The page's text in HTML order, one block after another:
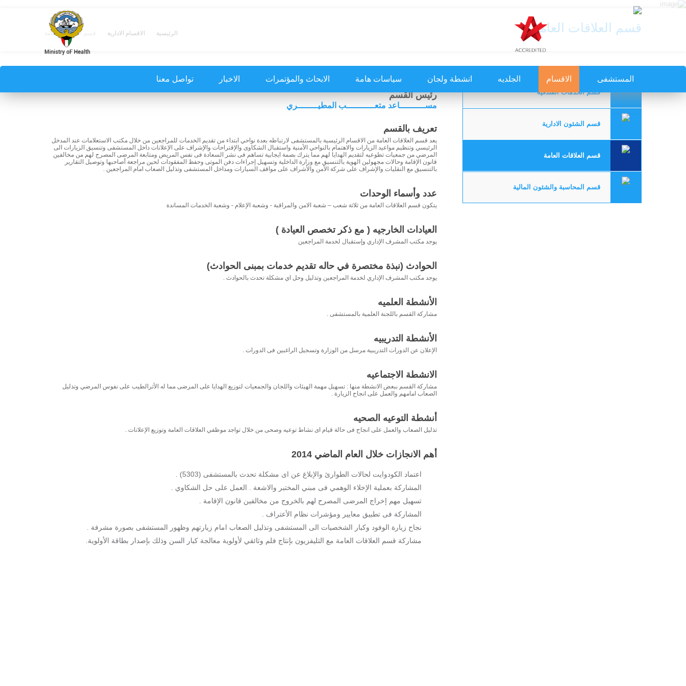
المستشفى الاقسام الجلديه انشطة ولجان سياسات هامة الابحاث والمؤتمرات الاخبار تواصل معنا
قسم العلاقات العامة الرئيسية الاقسام الادارية قسم العلاقات العامة
قسم الخدمات الفندقية
قسم الشئون الادارية
قسم العلاقات العامة
قسم المحاسبة والشئون المالية
رئيس القسم
مســــــــــاعد متعـــــــــــب المطيــــــــري
تعريف بالقسم
يعد قسم العلاقات العامة من الاقسام الرئيسية بالمستشفى لارتباطه بعدة نواحي ابتداء من تقديم الخدمات للمراجعين من خلال مكتب الاستعلامات عند المدخل
الرئيسي وتنظيم مواعيد الزيارات والاهتمام بالنواحي الأمنية واستقبال الشكاوى والإقتراحات والإشراف على الإعلانات داخل المستشفى وتنسيق الزيارات الى
المرضي من جمعيات تطوعيه لتقديم الهدايا لهم مما يترك بصمة ايجابية تساهم فى نشر السعادة فى نفس المريض ومتابعة المرضى المصرح لهم من مخالفين
قانون الإقامة وحالات مجهولين الهوية بالتنسيق مع وزارة الداخلية وتسهيل إجراءات دفن الموتى وحفظ المفقودات لحين مراجعة أصاحبها وتوصيل التقارير
بالتنسيق مع النقليات والإشراف على شركة الأمن والأشراف على مواقف السيارات ومداخل المستشفى وتذليل الصعاب امام المراجعين .
عدد وأسماء الوحدات
يتكون قسم العلاقات العامة من ثلاثة شعب – شعبة الامن والمراقبة - وشعبة الإعلام - وشعبة الخدمات المساندة
العيادات الخارجيه ( مع ذكر تخصص العيادة )
يوجد مكتب المشرف الإداري وإستقبال لخدمة المراجعين
الحوادث (نبذة مختصرة في حاله تقديم خدمات بمبنى الحوادث)
يوجد مكتب المشرف الإداري لخدمة المراجعين وتذليل وحل اي مشكلة تحدث بالحوادث .
الأنشطة العلميه
مشاركة القسم باللجنة العلمية بالمستشفى .
الأنشطة التدريبيه
الإعلان عن الدورات التدريبية مرسل من الوزارة وتسجيل الراغبين فى الدورات .
الانشطة الاجتماعيه
مشاركة القسم ببعض الانشطة منها : تسهيل مهمة الهيئات واللجان والجمعيات لتوزيع الهدايا على المرضى مما له الأثرالطيب على نفوس المرضي وتذليل
الصعاب امامهم والعمل على انجاح الزيارة .
أنشطة التوعيه الصحيه
تذليل الصعاب والعمل على انجاح فى حالة قيام اى نشاط توعيه وصحى من خلال تواجد موظفي العلاقات العامة وتوزيع الإعلانات .
أهم الانجازات خلال العام الماضي 2014
اعتماد الكودوايت لحالات الطوارئ والإبلاغ عن اى مشكلة تحدث بالمستشفى (5303) .
المشاركة بعملية الإخلاء الوهمي فى مبني المختبر والاشعة . العمل على حل الشكاوي .
تسهيل مهم إخراج المرضى المصرح لهم بالخروج من مخالفين قانون الإقامة .
المشاركة فى تطبيق معايير ومؤشرات نظام الأعتراف .
نجاح زيارة الوفود وكبار الشخصيات الى المستشفى وتذليل الصعاب امام زيارتهم وظهور المستشفى بصورة مشرفة .
مشاركة قسم العلاقات العامة مع التليفزيون بإنتاج فلم وثائقي لأولوية معالجة كبار السن وذلك بإصدار بطاقة الأولوية.